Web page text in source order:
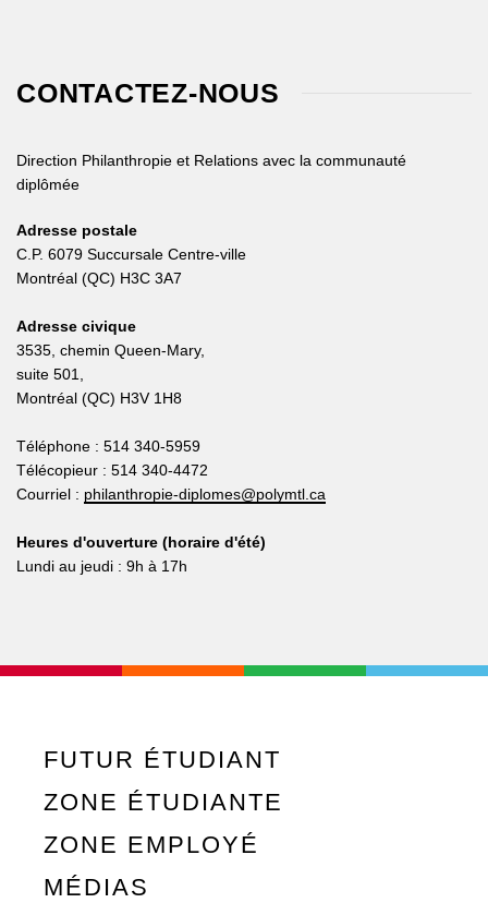
CONTACTEZ-NOUS
Direction Philanthropie et Relations avec la communauté
diplômée
Adresse postale
C.P. 6079 Succursale Centre-ville
Montréal (QC) H3C 3A7
Adresse civique
3535, chemin Queen-Mary,
suite 501,
Montréal (QC) H3V 1H8
Téléphone : 514 340-5959
Télécopieur : 514 340-4472
Courriel : philanthropie-diplomes@polymtl.ca
Heures d'ouverture (horaire d'été)
Lundi au jeudi : 9h à 17h
FUTUR ÉTUDIANT
ZONE ÉTUDIANTE
ZONE EMPLOYÉ
MÉDIAS